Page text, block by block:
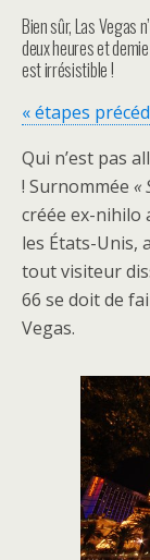
Bien sûr, Las Vegas
deux heures et
est irrésistible !
« étapes
Qui n’est pas
! Surnommée «
créée ex-nihilo
les États-Unis,
tout visiteur
66 se doit de
Vegas.